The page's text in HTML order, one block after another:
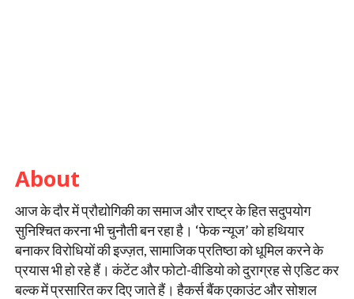
About
आज के दौर में प्रौद्योगिकी का समाज और राष्ट्र के हित सदुपयोग
सुनिश्चित करना भी चुनौती बन रहा है। ‘फेक न्यूज’ को हथियार
बनाकर विरोधियों की इज्ज़त, सामाजिक प्रतिष्ठा को धूमिल करने के
प्रयास भी हो रहे हैं। कंटेंट और फोटो-वीडियो को दुराग्रह से एडिट कर
बल्क में प्रसारित कर दिए जाते हैं। हैकर्स बैंक एकाउंट और सोशल